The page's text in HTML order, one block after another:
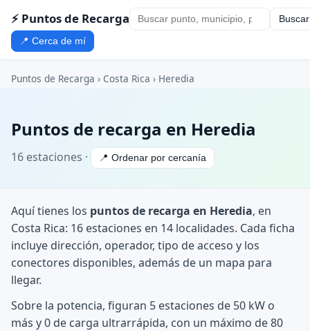
⚡ Puntos de Recarga Buscar
📍 Cerca de mí
Puntos de Recarga › Costa Rica › Heredia
Puntos de recarga en Heredia
16 estaciones · 📍 Ordenar por cercanía
Aquí tienes los puntos de recarga en Heredia, en
Costa Rica: 16 estaciones en 14 localidades. Cada ficha
incluye dirección, operador, tipo de acceso y los
conectores disponibles, además de un mapa para
llegar.
Sobre la potencia, figuran 5 estaciones de 50 kW o
más y 0 de carga ultrarrápida, con un máximo de 80